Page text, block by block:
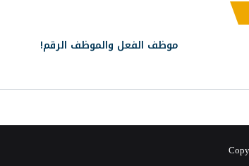
موظف الفعل والموظف الرقم!